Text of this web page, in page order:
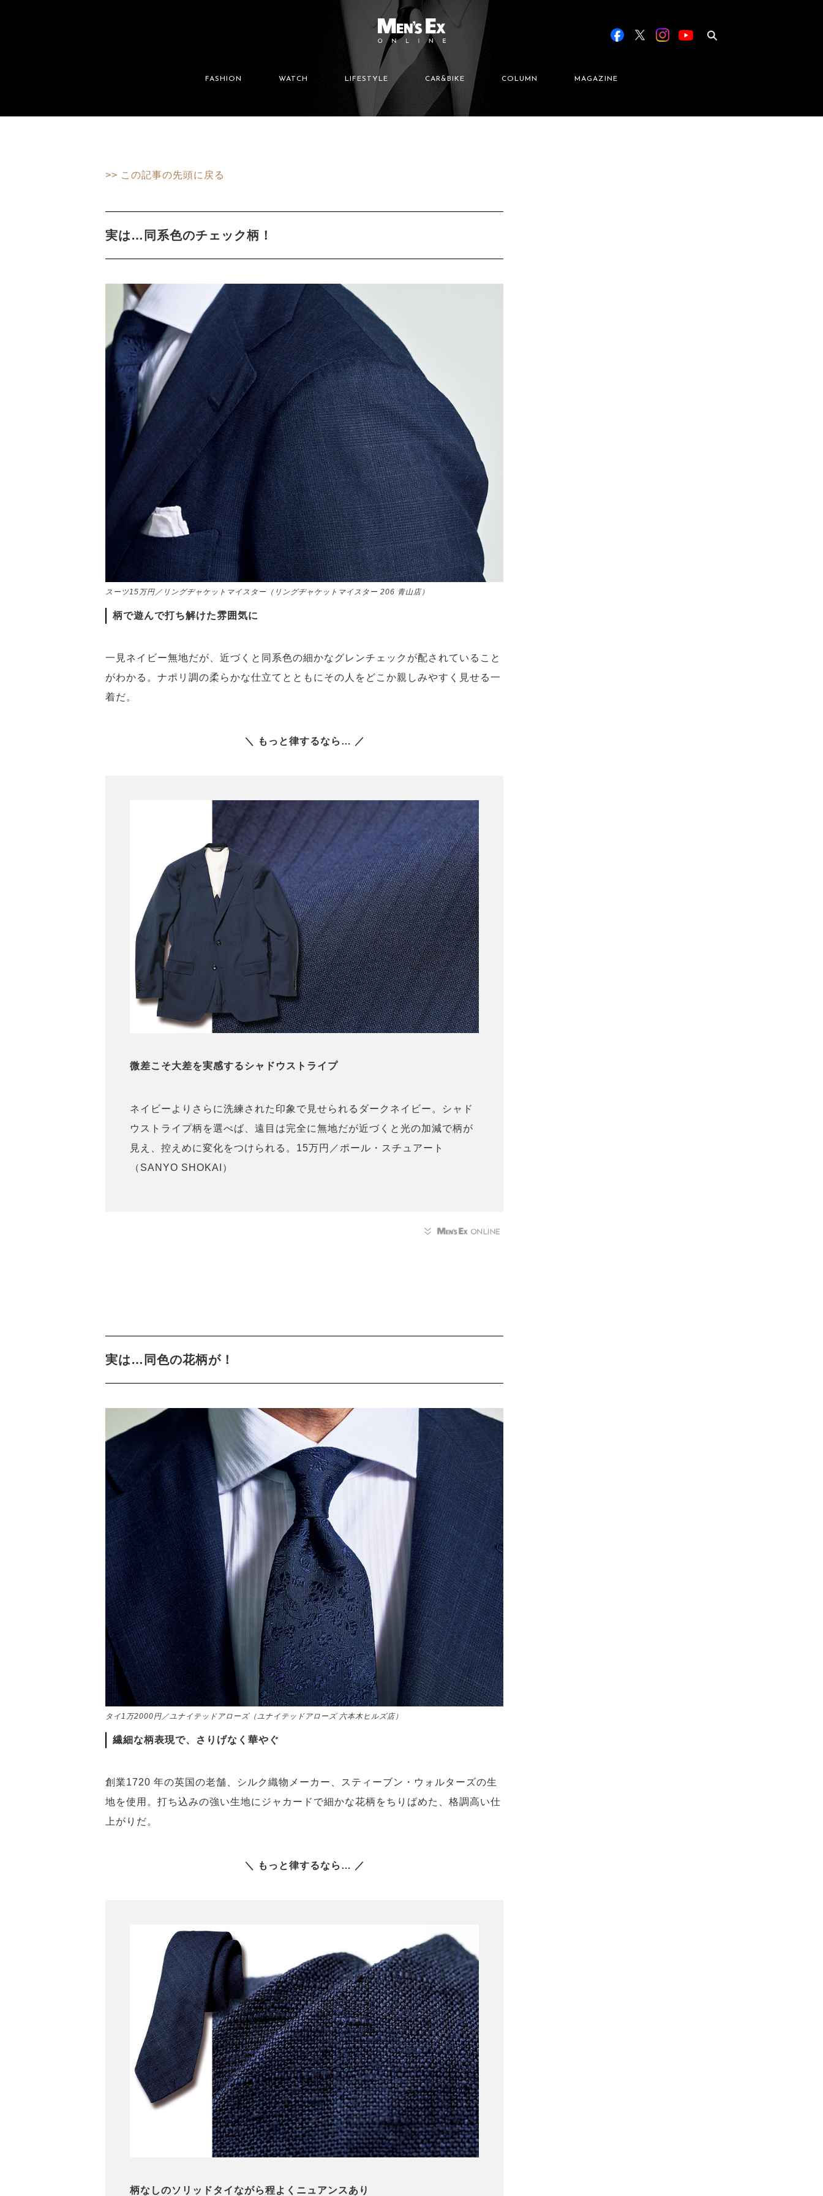
FASHION WATCH LIFESTYLE CAR&BIKE COLUMN MAGAZINE
>> この記事の先頭に戻る
実は…同系色のチェック柄！
スーツ15万円／リングヂャケットマイスター（リングヂャケットマイスター 206 青山店）
柄で遊んで打ち解けた雰囲気に
一見ネイビー無地だが、近づくと同系色の細かなグレンチェックが配されていること
がわかる。ナポリ調の柔らかな仕立てとともにその人をどこか親しみやすく見せる一
着だ。
＼ もっと律するなら… ／
微差こそ大差を実感するシャドウストライプ
ネイビーよりさらに洗練された印象で見せられるダークネイビー。シャド
ウストライプ柄を選べば、遠目は完全に無地だが近づくと光の加減で柄が
見え、控えめに変化をつけられる。15万円／ポール・スチュアート
（SANYO SHOKAI）
実は…同色の花柄が！
タイ1万2000円／ユナイテッドアローズ（ユナイテッドアローズ 六本木ヒルズ店）
繊細な柄表現で、さりげなく華やぐ
創業1720 年の英国の老舗、シルク織物メーカー、スティーブン・ウォルターズの生
地を使用。打ち込みの強い生地にジャカードで細かな花柄をちりばめた、格調高い仕
上がりだ。
＼ もっと律するなら… ／
柄なしのソリッドタイながら程よくニュアンスあり